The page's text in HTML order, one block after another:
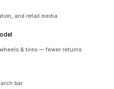
and retail media
& tires — fewer returns
bar